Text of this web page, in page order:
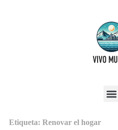
Etiqueta: Renovar el hogar